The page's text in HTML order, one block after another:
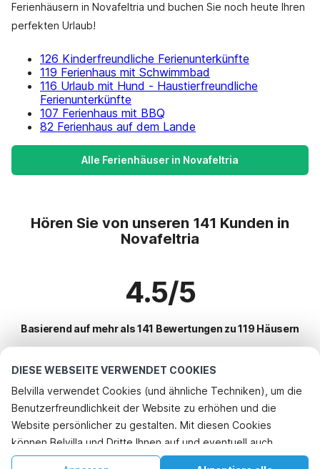
DIESE WEBSEITE VERWENDET COOKIES
Belvilla verwendet Cookies (und ähnliche Techniken), um die
Benutzerfreundlichkeit der Website zu erhöhen und die
Website persönlicher zu gestalten. Mit diesen Cookies
können Belvilla und Dritte Ihnen auf und eventuell auch
außerhalb unserer Website folgen, um Werbung Ihren
Ferienhäusern in Novafeltria und buchen Sie noch heute Ihren
perfekten Urlaub!
126 Kinderfreundliche Ferienunterkünfte
119 Ferienhaus mit Schwimmbad
116 Urlaub mit Hund - Haustierfreundliche
Ferienunterkünfte
107 Ferienhaus mit BBQ
82 Ferienhaus auf dem Lande
Alle Ferienhäuser in Novafeltria
Hören Sie von unseren 141 Kunden in
Novafeltria
4.5/5
Basierend auf mehr als 141 Bewertungen zu 119 Häusern
Beliebteste Reiseziele für Urlaub
Top-Städte mit Top-Annehmlichkeiten für den Urlaub
Ferienhaus auf einem Ferienpark vergato
Kinderfreundliche Ferienunterkünfte montalla
Beliebte Ausstattungen für Urlaub in Novafeltria
Kinderfreundliche Ferienunterkünfte
Rufen Sie an, um zu buchen